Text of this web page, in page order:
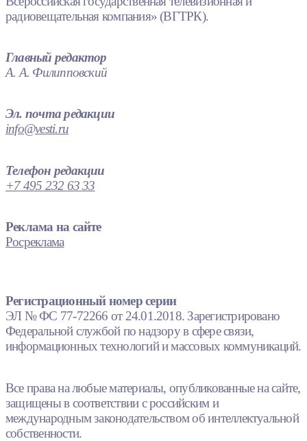
радиовещательная компания» (ВГТРК).
Главный редактор
А. А. Филипповский
Эл. почта редакции
info@vesti.ru
Телефон редакции
+7 495 232 63 33
Реклама на сайте
Росреклама
Регистрационный номер серии
ЭЛ № ФС 77-72266 от 24.01.2018. Зарегистрировано
Федеральной службой по надзору в сфере связи,
информационных технологий и массовых коммуникаций.
Все права на любые материалы, опубликованные на сайте,
защищены в соответствии с российским и
международным законодательством об интеллектуальной
собственности.